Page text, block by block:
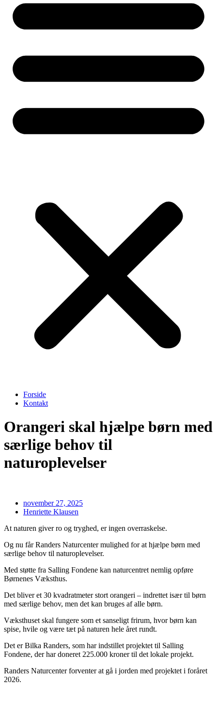
Forside
Kontakt
Orangeri skal hjælpe børn med
særlige behov til
naturoplevelser
november 27, 2025
Henriette Klausen
At naturen giver ro og tryghed, er ingen overraskelse.
Og nu får Randers Naturcenter mulighed for at hjælpe børn med
særlige behov til naturoplevelser.
Med støtte fra Salling Fondene kan naturcentret nemlig opføre
Børnenes Væksthus.
Det bliver et 30 kvadratmeter stort orangeri – indrettet især til børn
med særlige behov, men det kan bruges af alle børn.
Væksthuset skal fungere som et sanseligt frirum, hvor børn kan
spise, hvile og være tæt på naturen hele året rundt.
Det er Bilka Randers, som har indstillet projektet til Salling
Fondene, der har doneret 225.000 kroner til det lokale projekt.
Randers Naturcenter forventer at gå i jorden med projektet i foråret
2026.